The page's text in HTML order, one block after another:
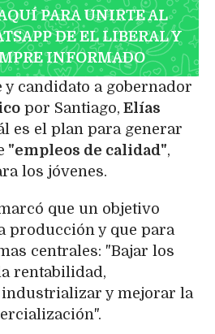
PARA UNIRTE AL
DE EL LIBERAL Y
INFORMADO
y candidato a gobernador
por Santiago, Elías
es el plan para generar
"empleos de calidad",
los jóvenes.
que un objetivo
producción y que para
centrales: "Bajar los
rentabilidad,
y mejorar la